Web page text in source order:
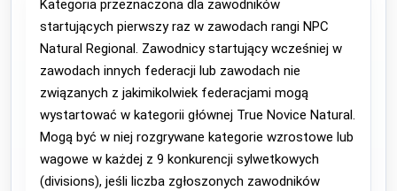
Kategoria przeznaczona dla zawodników
startujących pierwszy raz w zawodach rangi NPC
Natural Regional. Zawodnicy startujący wcześniej w
zawodach innych federacji lub zawodach nie
związanych z jakimikolwiek federacjami mogą
wystartować w kategorii głównej True Novice Natural.
Mogą być w niej rozgrywane kategorie wzrostowe lub
wagowe w każdej z 9 konkurencji sylwetkowych
(divisions), jeśli liczba zgłoszonych zawodników